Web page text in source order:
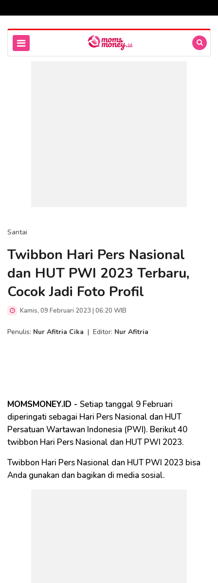
Santai
Twibbon Hari Pers Nasional
dan HUT PWI 2023 Terbaru,
Cocok Jadi Foto Profil
Kamis, 09 Februari 2023 | 06:20 WIB
Penulis: Nur Afitria Cika | Editor: Nur Afitria
MOMSMONEY.ID - Setiap tanggal 9 Februari
diperingati sebagai Hari Pers Nasional dan HUT
Persatuan Wartawan Indonesia (PWI). Berikut 40
twibbon Hari Pers Nasional dan HUT PWI 2023.
Twibbon Hari Pers Nasional dan HUT PWI 2023 bisa
Anda gunakan dan bagikan di media sosial.